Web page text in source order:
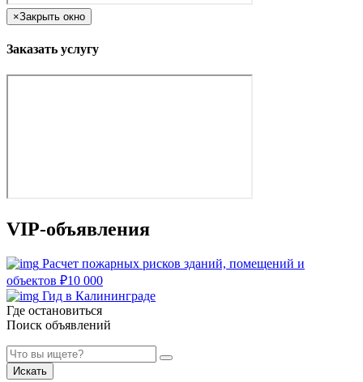
×Закрыть окно
Заказать услугу
VIP-объявления
Расчет пожарных рисков зданий, помещений и
объектов ₽10 000
Гид в Калининграде
Где остановиться
Поиск объявлений
Искать